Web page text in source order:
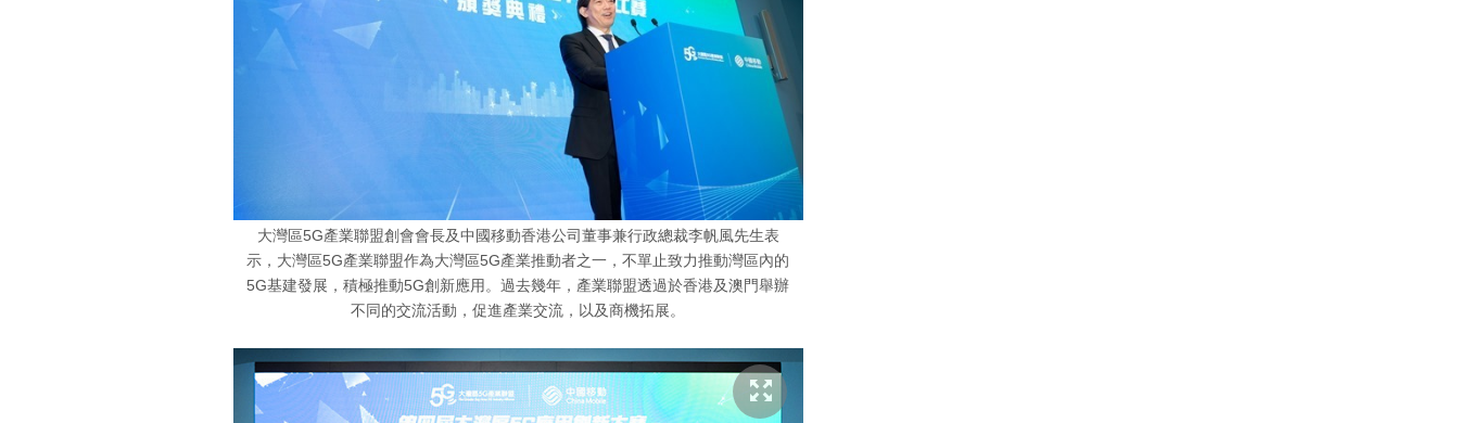
大灣區5G產業聯盟創會會長及中國移動香港公司董事兼行政總裁李帆風先生表
示，大灣區5G產業聯盟作為大灣區5G產業推動者之一，不單止致力推動灣區內的
5G基建發展，積極推動5G創新應用。過去幾年，產業聯盟透過於香港及澳門舉辦
不同的交流活動，促進產業交流，以及商機拓展。